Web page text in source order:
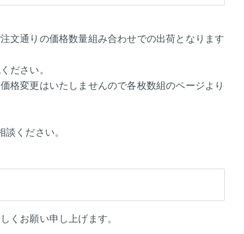
文通りの価格数量組み合わせでの出荷となります
ださい。
格変更はいたしませんので各枚数組のページより
ください。
くお願い申し上げます。